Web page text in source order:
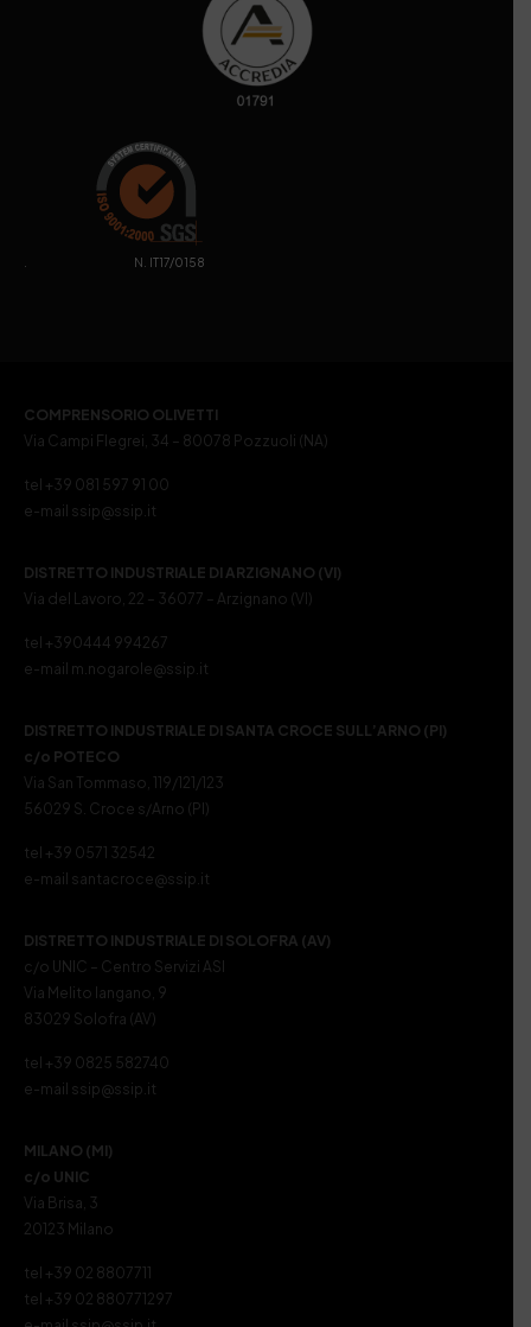
. N. IT17/0158
COMPRENSORIO OLIVETTI
Via Campi Flegrei, 34 – 80078 Pozzuoli (NA)
tel +39 081 597 91 00
e-mail ssip@ssip.it
DISTRETTO INDUSTRIALE DI ARZIGNANO (VI)
Via del Lavoro, 22 – 36077 – Arzignano (VI)
tel +390444 994267
e-mail m.nogarole@ssip.it
DISTRETTO INDUSTRIALE DI SANTA CROCE SULL’ARNO (PI)
c/o POTECO
Via San Tommaso, 119/121/123
56029 S. Croce s/Arno (PI)
tel +39 0571 32542
e-mail santacroce@ssip.it
DISTRETTO INDUSTRIALE DI SOLOFRA (AV)
c/o UNIC – Centro Servizi ASI
Via Melito Iangano, 9
83029 Solofra (AV)
tel +39 0825 582740
e-mail ssip@ssip.it
MILANO (MI)
c/o UNIC
Via Brisa, 3
20123 Milano
tel +39 02 8807711
tel +39 02 880771297